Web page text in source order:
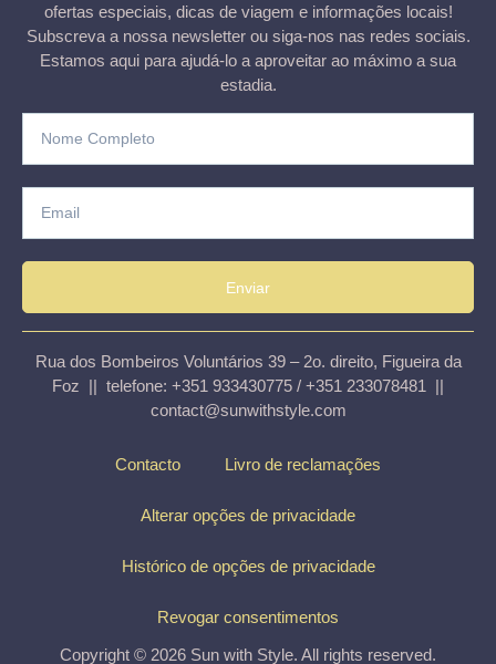
ofertas especiais, dicas de viagem e informações locais!
Subscreva a nossa newsletter ou siga-nos nas redes sociais.
Estamos aqui para ajudá-lo a aproveitar ao máximo a sua
estadia.
Enviar
Rua dos Bombeiros Voluntários 39 – 2o. direito, Figueira da
Foz || telefone: +351 933430775 / +351 233078481 ||
contact@sunwithstyle.com
Contacto Livro de reclamações
Alterar opções de privacidade
Histórico de opções de privacidade
Revogar consentimentos
Copyright © 2026 Sun with Style. All rights reserved.